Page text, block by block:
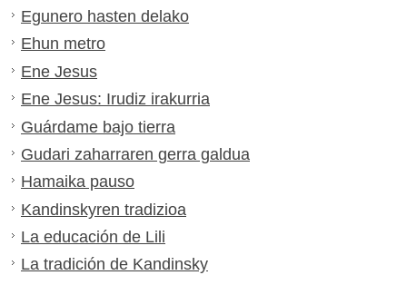
Egunero hasten delako
Ehun metro
Ene Jesus
Ene Jesus: Irudiz irakurria
Guárdame bajo tierra
Gudari zaharraren gerra galdua
Hamaika pauso
Kandinskyren tradizioa
La educación de Lili
La tradición de Kandinsky